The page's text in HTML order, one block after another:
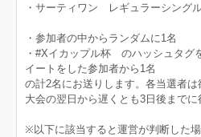
・サーティワン レギュラーシング
・参加者の中からランダムに1名
・#Xイカップル杯 のハッシュタグ
イートをした参加者から1名
の計2名にお送りします。各当選者
大会の翌日から遅くとも3日後までに
※以下に該当すると運営が判断した